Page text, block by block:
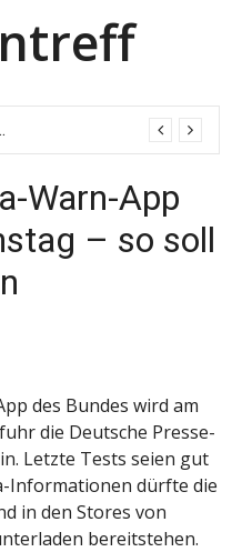
für digitales Vertrauen
Warn-App
– so soll
des Bundes wird am
die Deutsche Presse-
Letzte Tests seien gut
Informationen dürfte die
in den Stores von
bereitstehen.